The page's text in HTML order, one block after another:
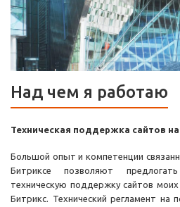
Над чем я работаю
Техническая поддержка сайтов
Большой опыт и компетенции
Битриксе позволяют
техническую поддержку сайтов
Битрикс. Технический регламент на